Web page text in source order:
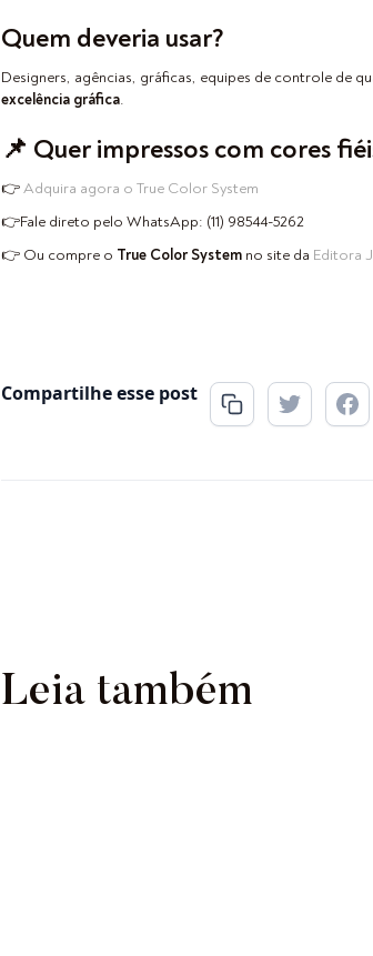
Quem deveria usar?
Designers, agências, gráficas, equipes de controle de
excelência gráfica.
📌 Quer impressos com cores
👉Adquira agora o True Color System
👉Fale direto pelo WhatsApp: (11) 98544-5262
👉 Ou compre o True Color System no site da Editora
Compartilhe esse post
Leia também